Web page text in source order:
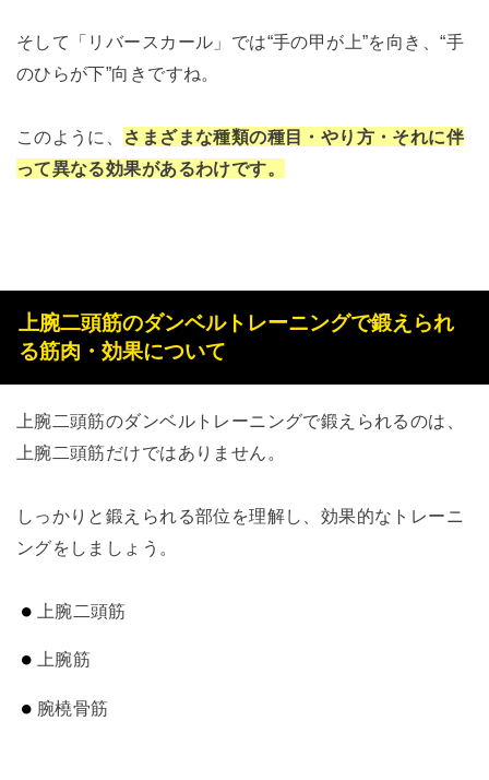
そして「リバースカール」では“手の甲が上”を向き、“手
のひらが下”向きですね。
このように、 さまざまな種類の種目・やり方・それに伴
って異なる効果があるわけです。
上腕二頭筋のダンベルトレーニングで鍛えられ
る筋肉・効果について
上腕二頭筋のダンベルトレーニングで鍛えられるのは、
上腕二頭筋だけではありません。
しっかりと鍛えられる部位を理解し、効果的なトレーニ
ングをしましょう。
上腕二頭筋
上腕筋
腕橈骨筋